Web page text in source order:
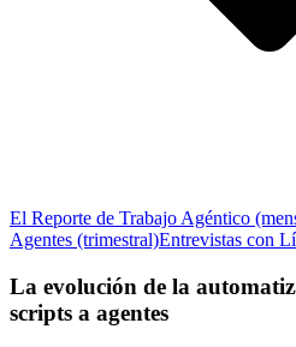
El Reporte de Trabajo Agéntico
Agentes (trimestral)Entrevistas con
La evolución de la
scripts a agentes